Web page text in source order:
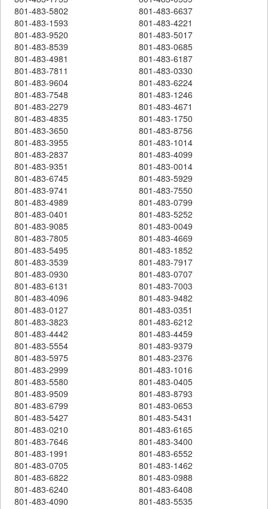
801-483-5802
801-483-6637
801-483-1593
801-483-4221
801-483-9520
801-483-5017
801-483-8539
801-483-0685
801-483-4981
801-483-6187
801-483-7811
801-483-0330
801-483-9604
801-483-6224
801-483-7548
801-483-1246
801-483-2279
801-483-4671
801-483-4835
801-483-1750
801-483-3650
801-483-8756
801-483-3955
801-483-1014
801-483-2837
801-483-4099
801-483-9351
801-483-0014
801-483-6745
801-483-5929
801-483-9741
801-483-7550
801-483-4989
801-483-0799
801-483-0401
801-483-5252
801-483-9085
801-483-0049
801-483-7805
801-483-4669
801-483-5495
801-483-1852
801-483-3539
801-483-7917
801-483-0930
801-483-0707
801-483-6131
801-483-7003
801-483-4096
801-483-9482
801-483-0127
801-483-0351
801-483-3823
801-483-6212
801-483-4442
801-483-4459
801-483-5554
801-483-9379
801-483-5975
801-483-2376
801-483-2999
801-483-1016
801-483-5580
801-483-0405
801-483-9509
801-483-8793
801-483-6799
801-483-0653
801-483-5427
801-483-5431
801-483-0210
801-483-6165
801-483-7646
801-483-3400
801-483-1991
801-483-6552
801-483-0705
801-483-1462
801-483-6822
801-483-0988
801-483-6240
801-483-6408
801-483-4090
801-483-5535